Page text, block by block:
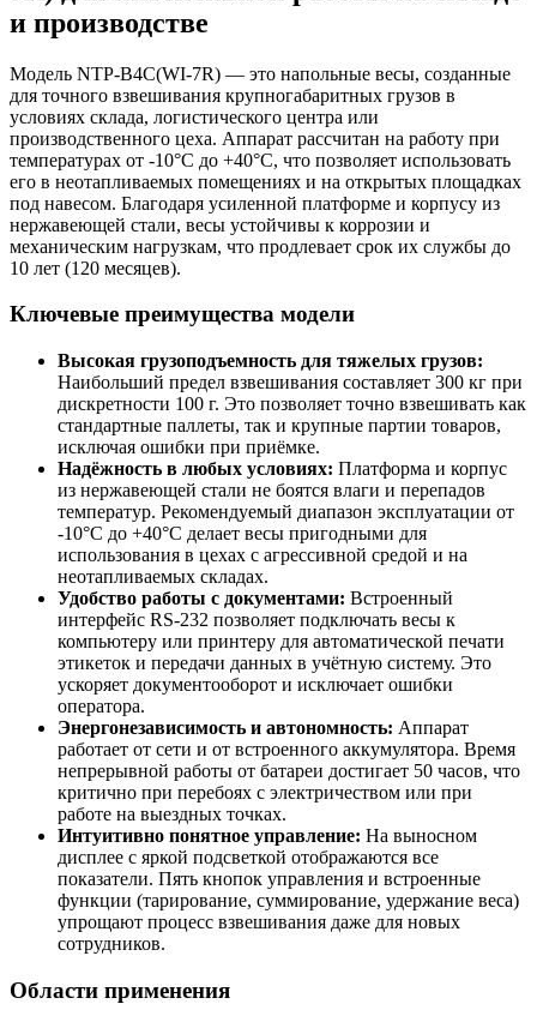
и производстве
Модель NTP-B4C(WI-7R) — это напольные весы, созданные
для точного взвешивания крупногабаритных грузов в
условиях склада, логистического центра или
производственного цеха. Аппарат рассчитан на работу при
температурах от -10°C до +40°C, что позволяет использовать
его в неотапливаемых помещениях и на открытых площадках
под навесом. Благодаря усиленной платформе и корпусу из
нержавеющей стали, весы устойчивы к коррозии и
механическим нагрузкам, что продлевает срок их службы до
10 лет (120 месяцев).
Ключевые преимущества модели
Высокая грузоподъемность для тяжелых грузов:
Наибольший предел взвешивания составляет 300 кг при
дискретности 100 г. Это позволяет точно взвешивать как
стандартные паллеты, так и крупные партии товаров,
исключая ошибки при приёмке.
Надёжность в любых условиях: Платформа и корпус
из нержавеющей стали не боятся влаги и перепадов
температур. Рекомендуемый диапазон эксплуатации от
-10°C до +40°C делает весы пригодными для
использования в цехах с агрессивной средой и на
неотапливаемых складах.
Удобство работы с документами: Встроенный
интерфейс RS-232 позволяет подключать весы к
компьютеру или принтеру для автоматической печати
этикеток и передачи данных в учётную систему. Это
ускоряет документооборот и исключает ошибки
оператора.
Энергонезависимость и автономность: Аппарат
работает от сети и от встроенного аккумулятора. Время
непрерывной работы от батареи достигает 50 часов, что
критично при перебоях с электричеством или при
работе на выездных точках.
Интуитивно понятное управление: На выносном
дисплее с яркой подсветкой отображаются все
показатели. Пять кнопок управления и встроенные
функции (тарирование, суммирование, удержание веса)
упрощают процесс взвешивания даже для новых
сотрудников.
Области применения